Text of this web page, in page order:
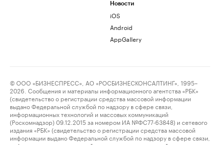
Новости
iOS
Android
AppGallery
© ООО «БИЗНЕСПРЕСС», АО «РОСБИЗНЕСКОНСАЛТИНГ», 1995–
2026. Сообщения и материалы информационного агентства «РБК»
(свидетельство о регистрации средства массовой информации
выдано Федеральной службой по надзору в сфере связи,
информационных технологий и массовых коммуникаций
(Роскомнадзор) 09.12.2015 за номером ИА №ФС77-63848) и сетевого
издания «РБК» (свидетельство о регистрации средства массовой
информации выдано Федеральной службой по надзору в сфере связи,